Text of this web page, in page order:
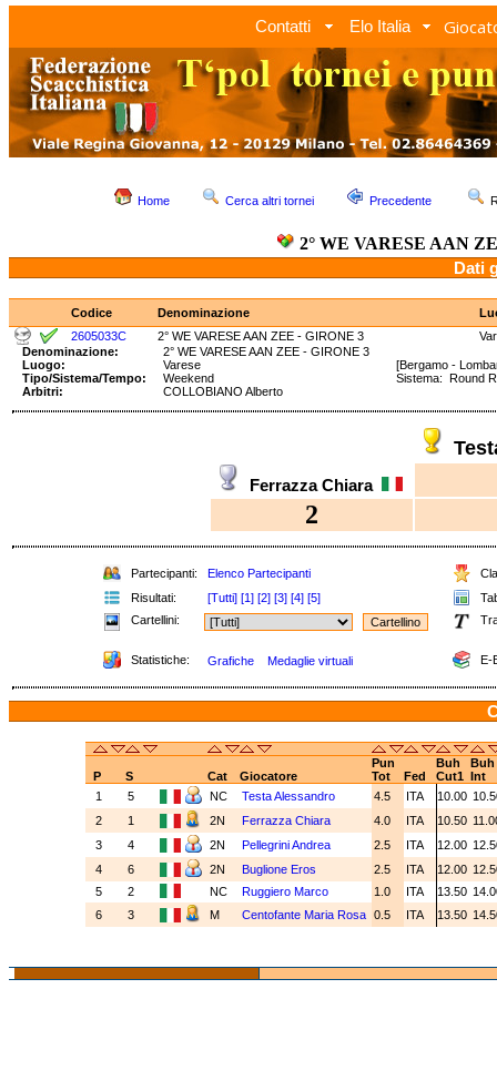
Contatti Elo Italia
Home Cerca altri tornei Precedente
2° WE VARESE AAN
Dati
Codice Denominazione
2605033C
2° WE VARESE AAN ZEE - GIRONE 3
Denominazione:
2° WE VARESE AAN ZEE - GIRONE 3
Luogo:
Varese
[Bergamo -
Tipo/Sistema/Tempo:
Weekend
Sistema: Round
Arbitri:
COLLOBIANO Alberto
Ferrazza Chiara
2
Partecipanti: Elenco Partecipanti
Risultati:
[Tutti] [1] [2] [3] [4] [5]
Cartellini:
Statistiche: Grafiche Medaglie virtuali E-
Pun Buh
Buh
P
S Cat Giocatore Tot Fed Cut1 Int
1
5 NC Testa Alessandro 4.5 ITA 10.00
2
1 2N Ferrazza Chiara 4.0 ITA 10.50
3
4 2N Pellegrini Andrea 2.5 ITA 12.00
4
6 2N Buglione Eros 2.5 ITA 12.00
5
2 NC Ruggiero Marco 1.0 ITA 13.50
6
3 M Centofante Maria Rosa 0.5 ITA 13.50